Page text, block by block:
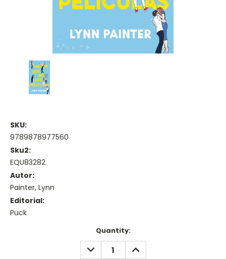
SKU:
9789878977560
Sku2:
EQU83282
Autor:
Painter, Lynn
Editorial:
Puck
Quantity:
DECREASE
QUANTITY:
INCREASE
QUANTITY: